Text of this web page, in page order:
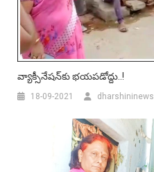
వ్యాక్సీనేష‌న్‌కు భ‌య‌ప‌డోద్దు..!
18-09-2021 dharshininews